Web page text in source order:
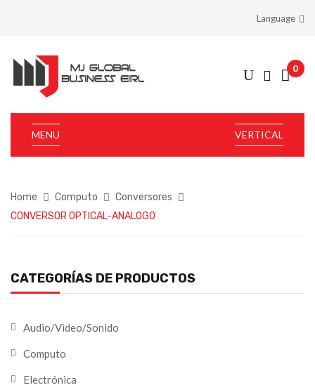
Language
0
VERTICAL
MENU
Home Computo
Conversores
CONVERSOR OPTICAL-ANALOGO
CATEGORÍAS DE PRODUCTOS
Audio/Video/Sonido
Computo
Electrónica